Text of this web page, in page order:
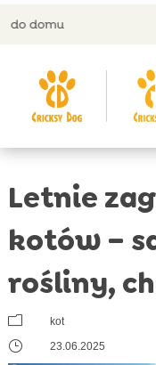
🤝
Letnie
kotów –
rośliny,
m kot
} 23.06.2025